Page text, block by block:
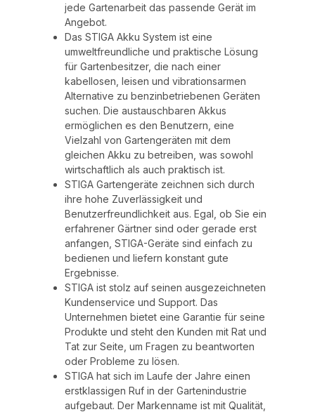
jede Gartenarbeit das passende Gerät im
Angebot.
Das STIGA Akku System ist eine
umweltfreundliche und praktische Lösung
für Gartenbesitzer, die nach einer
kabellosen, leisen und vibrationsarmen
Alternative zu benzinbetriebenen Geräten
suchen. Die austauschbaren Akkus
ermöglichen es den Benutzern, eine
Vielzahl von Gartengeräten mit dem
gleichen Akku zu betreiben, was sowohl
wirtschaftlich als auch praktisch ist.
STIGA Gartengeräte zeichnen sich durch
ihre hohe Zuverlässigkeit und
Benutzerfreundlichkeit aus. Egal, ob Sie ein
erfahrener Gärtner sind oder gerade erst
anfangen, STIGA-Geräte sind einfach zu
bedienen und liefern konstant gute
Ergebnisse.
STIGA ist stolz auf seinen ausgezeichneten
Kundenservice und Support. Das
Unternehmen bietet eine Garantie für seine
Produkte und steht den Kunden mit Rat und
Tat zur Seite, um Fragen zu beantworten
oder Probleme zu lösen.
STIGA hat sich im Laufe der Jahre einen
erstklassigen Ruf in der Gartenindustrie
aufgebaut. Der Markenname ist mit Qualität,